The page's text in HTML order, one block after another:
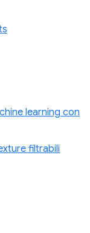
learning con
filtrabili